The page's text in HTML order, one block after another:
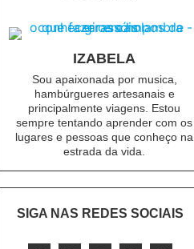
IZABELA
Sou apaixonada por musica,
hambúrgueres artesanais e
principalmente viagens. Estou
sempre tentando aprender com os
lugares e pessoas que conheço na
estrada da vida.
SIGA NAS REDES SOCIAIS